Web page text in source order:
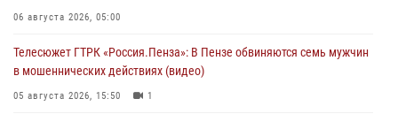
06 августа 2026, 05:00
Телесюжет ГТРК «Россия.Пенза»: В Пензе обвиняются семь мужчин
в мошеннических действиях (видео)
05 августа 2026, 15:50 1